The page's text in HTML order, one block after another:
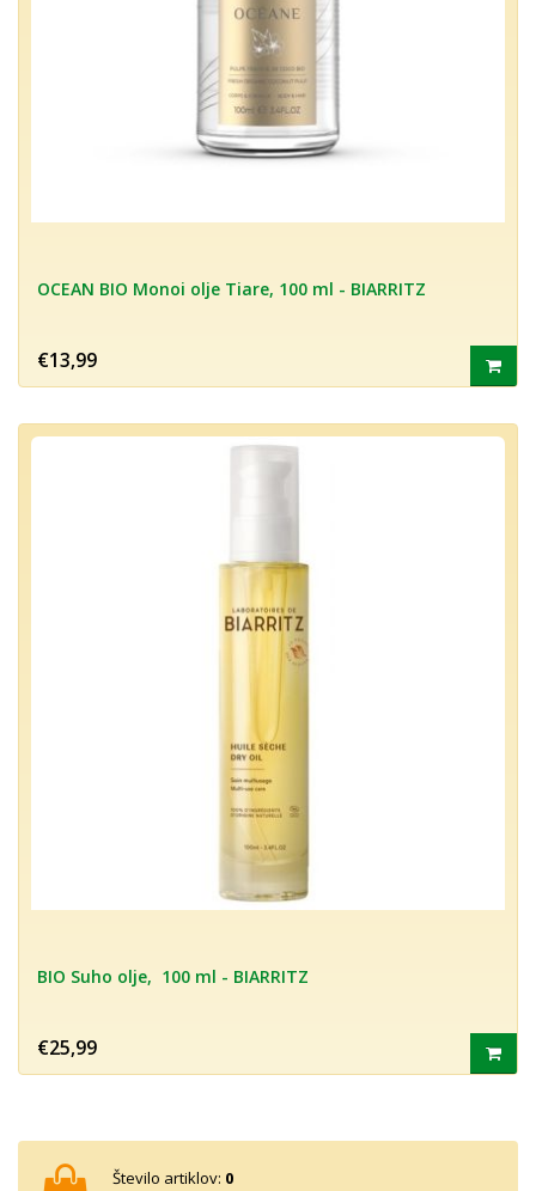
OCEAN BIO Monoi olje Tiare, 100 ml - BIARRITZ
€13,99
BIO Suho olje, 100 ml - BIARRITZ
€25,99
Število artiklov: 0